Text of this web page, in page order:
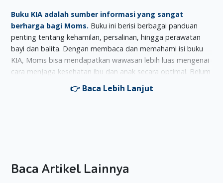
Buku KIA adalah sumber informasi yang sangat
berharga bagi Moms. Buku ini berisi berbagai panduan
penting tentang kehamilan, persalinan, hingga perawatan
bayi dan balita. Dengan membaca dan memahami isi buku
KIA, Moms bisa mendapatkan wawasan lebih luas mengenai
cara menjaga kesehatan ibu dan anak secara optimal. Belum
menjaganya adalah dengan mengonsumsi makanan bergizi.
Baca Artikel Lainnya